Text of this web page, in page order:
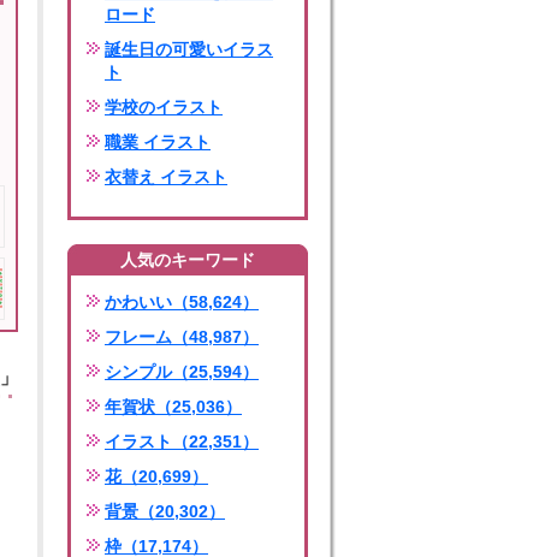
」
ロード
誕生日の可愛いイラス
ト
学校のイラスト
職業 イラスト
衣替え イラスト
人気のキーワード
かわいい（58,624）
フレーム（48,987）
シンプル（25,594）
年賀状（25,036）
イラスト（22,351）
花（20,699）
背景（20,302）
枠（17,174）